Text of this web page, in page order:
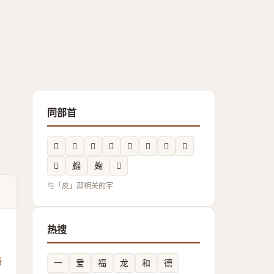
同部首
𥀲 𭽦 𥀍 𤿚 𥀋 𭽰 𱲄
𰤦
𤿆
㿳 龾 𥀴
与「皮」部相关的字
热搜
一 爱 福 龙 和 德